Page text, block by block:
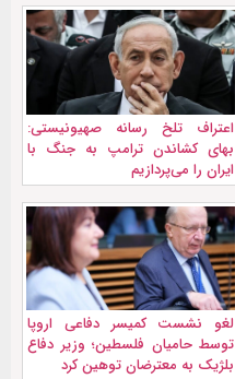
اعتراف تلخ رسانه صهیونیستی:
بهای کشاندن ترامپ به جنگ با
ایران را می‌پردازیم
لغو نشست کمیسر دفاعی اروپا
توسط حامیان فلسطین؛ وزیر دفاع
بلژیک به معترضان توهین کرد